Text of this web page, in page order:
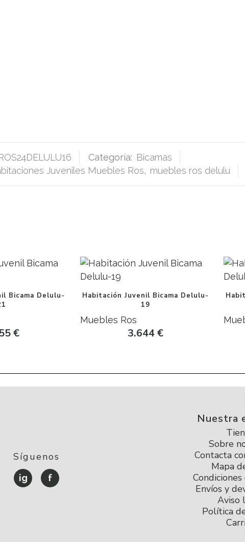
Categoría: Bicamas
Juveniles Muebles Ros, muebles ros delulu
Bicama Delulu-
€
Habitación Juvenil Bicama Delulu-
19
Muebles Ros
3.644€
Síguenos
ig f
Nuestra
Sobre
Contacta
Mapa
Envíos y
Aviso
Política